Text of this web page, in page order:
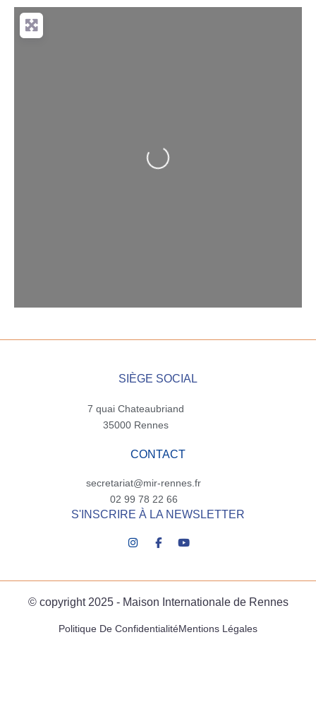
Loading...
SIÈGE SOCIAL
7 quai Chateaubriand
35000 Rennes
CONTACT
secretariat@mir-rennes.fr
02 99 78 22 66
S'INSCRIRE À LA NEWSLETTER
© copyright 2025 - Maison Internationale de Rennes
Politique De ConfidentialitéMentions Légales